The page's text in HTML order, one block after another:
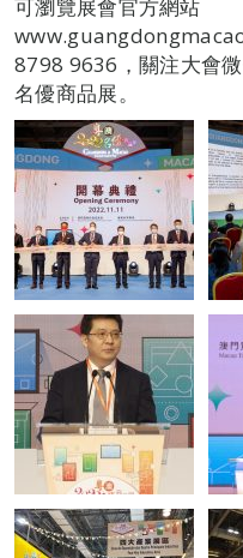
可瀏覽展會官方網站
8798 9636，關注大會
名優商品展。